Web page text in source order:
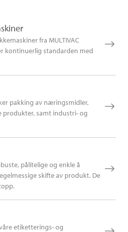
fra MULTIVAC
kontinuerlig standarden med
pakking av næringsmidler,
produkter, samt industri- og
pålitelige og enkle å
skifte av produkt. De
etiketterings- og